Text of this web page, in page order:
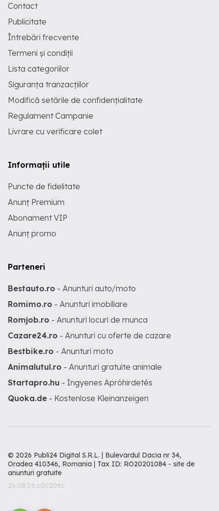
Contact
Publicitate
Întrebări frecvente
Termeni și condiții
Lista categoriilor
Siguranța tranzacțiilor
Modifică setările de confidențialitate
Regulament Campanie
Livrare cu verificare colet
Informații utile
Puncte de fidelitate
Anunț Premium
Abonament VIP
Anunț promo
Parteneri
Bestauto.ro - Anunturi auto/moto
Romimo.ro - Anunturi imobiliare
Romjob.ro - Anunturi locuri de munca
Cazare24.ro - Anunturi cu oferte de cazare
Bestbike.ro - Anunturi moto
Animalutul.ro - Anunturi gratuite animale
Startapro.hu - Ingyenes Apróhirdetés
Quoka.de - Kostenlose Kleinanzeigen
© 2026 Publi24 Digital S.R.L. | Bulevardul Dacia nr 34,
Oradea 410346, Romania | Tax ID: RO20201084 - site de
anunturi gratuite
26.08.06.c0c206c